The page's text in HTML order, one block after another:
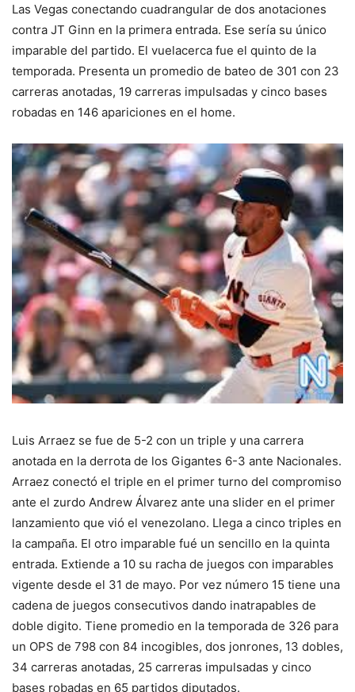
Las Vegas conectando cuadrangular de dos anotaciones
contra JT Ginn en la primera entrada. Ese sería su único
imparable del partido. El vuelacerca fue el quinto de la
temporada. Presenta un promedio de bateo de 301 con 23
carreras anotadas, 19 carreras impulsadas y cinco bases
robadas en 146 apariciones en el home.
Luis Arraez se fue de 5-2 con un triple y una carrera
anotada en la derrota de los Gigantes 6-3 ante Nacionales.
Arraez conectó el triple en el primer turno del compromiso
ante el zurdo Andrew Álvarez ante una slider en el primer
lanzamiento que vió el venezolano. Llega a cinco triples en
la campaña. El otro imparable fué un sencillo en la quinta
entrada. Extiende a 10 su racha de juegos con imparables
vigente desde el 31 de mayo. Por vez número 15 tiene una
cadena de juegos consecutivos dando inatrapables de
doble digito. Tiene promedio en la temporada de 326 para
un OPS de 798 con 84 incogibles, dos jonrones, 13 dobles,
34 carreras anotadas, 25 carreras impulsadas y cinco
bases robadas en 65 partidos diputados.